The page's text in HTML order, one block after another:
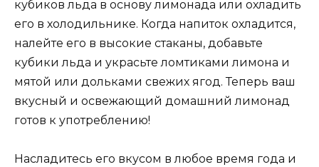
кубиков льда в основу лимонада или охладить
его в холодильнике. Когда напиток охладится,
налейте его в высокие стаканы, добавьте
кубики льда и украсьте ломтиками лимона и
мятой или дольками свежих ягод. Теперь ваш
вкусный и освежающий домашний лимонад
готов к употреблению!
Насладитесь его вкусом в любое время года и